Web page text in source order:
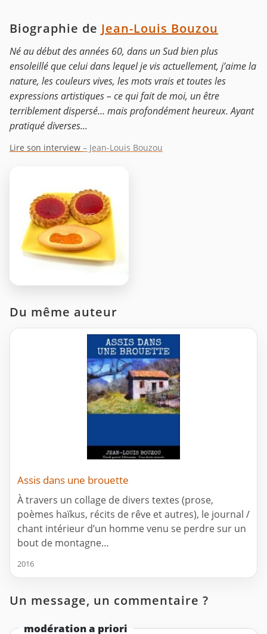
Biographie de Jean-Louis Bouzou
Né au début des années 60, dans un Sud bien plus
ensoleillé que celui dans lequel je vis actuellement, j’aime la
nature, les couleurs vives, les mots vrais et toutes les
expressions artistiques – ce qui fait de moi, un être
terriblement dispersé… mais profondément heureux. Ayant
pratiqué diverses...
Lire son interview – Jean-Louis Bouzou
Du même auteur
Assis dans une brouette
À travers un collage de divers textes (prose,
poèmes haïkus, récits de rêve et autres), le journal /
chant intérieur d’un homme venu se perdre sur un
bout de montagne…
2016
Un message, un commentaire ?
modération a priori